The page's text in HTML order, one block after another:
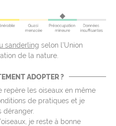
sanderling selon l’Union
de la nature.
ADOPTER ?
repère les oiseaux en même
de pratiques et je
déranger.
je reste à bonne